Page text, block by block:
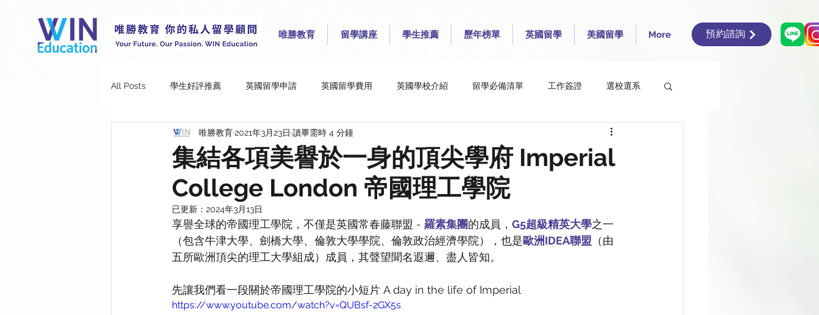
唯勝教育 留學講座 學生推薦 歷年榜單 英國留學 美國留學 More 預約諮詢
All Posts 學生好評推薦 英國留學申請 英國留學費用 英國學校介紹 留學必備清單 工作簽證 選校選系
Durham University Imperial College London Queen’s University Belfast
University College London University for the Creative Arts University of Brighton
University of Leeds University of Liverpool University of Manchester University of Reading
集結各項美譽於一身的頂尖學府 Imperial
College London 帝國理工學院
唯勝教育2021年3月23日 讀畢需時 4 分鐘
已更新： 2024年3月13日
享譽全球的帝國理工學院，不僅是英國常春藤聯盟 - 羅素集團的成員， G5超級精英大學之一
（包含牛津大學、劍橋大學、倫敦大學學院、倫敦政治經濟學院），也是歐洲IDEA聯盟 （由
五所歐洲頂尖的理工大學組成）成員，其聲望聞名遐邇、盡人皆知。
先讓我們看一段關於帝國理工學院的小短片 A day in the life of Imperial
https://www.youtube.com/watch?v=QUBsf-2GX5s